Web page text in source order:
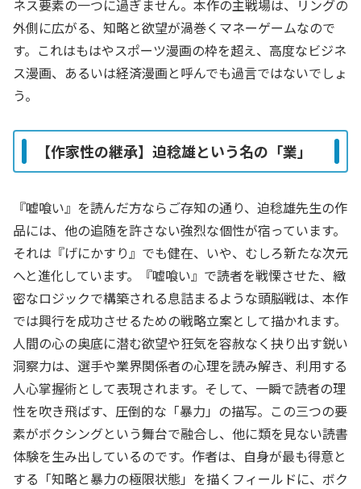
ネス要素の一つに過ぎません。本作の主戦場は、リングの
外側に広がる、知略と欲望が渦巻くマネーゲームなので
す。これはもはやスポーツ漫画の枠を超え、高度なビジネ
ス漫画、あるいは経済漫画と呼んでも過言ではないでしょ
う。
【作家性の継承】迫稔雄という名の「業」
『嘘喰い』を読んだ方ならご存知の通り、迫稔雄先生の作
品には、他の追随を許さない強烈な個性が宿っています。
それは『げにかすり』でも健在、いや、むしろ新たな次元
へと進化しています。『嘘喰い』で読者を戦慄させた、緻
密なロジックで構築される息詰まるような頭脳戦は、本作
では興行を成功させるための戦略立案として描かれます。
人間の心の奥底に潜む欲望や狂気を容赦なく抉り出す鋭い
洞察力は、選手や業界関係者の心理を読み解き、利用する
人心掌握術として表現されます。そして、一瞬で読者の理
性を吹き飛ばす、圧倒的な「暴力」の描写。この三つの要
素がボクシングという舞台で融合し、他に類を見ない読書
体験を生み出しているのです。作者は、自身が最も得意と
する「知略と暴力の極限状態」を描くフィールドに、ボク